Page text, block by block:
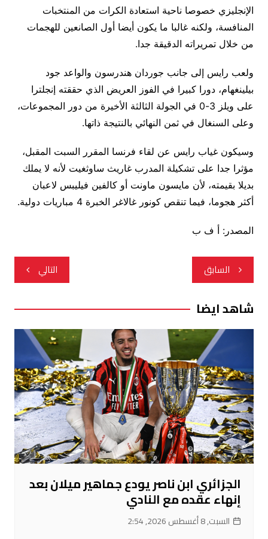
الإنجليزي خصوصا ناحية استعادة الكرات من المنتخبات
المنافسة، ولكنه غالبا ما يكون أيضا أول الصانعين للهجمات
من خلال تمريراته الدقيقة جدا.
ولعب رايس إلى جانب جوردان هندرسون والواعد جود
بيلينغهام، دورا كبيرا في الفوز العريض الذي حققته إنجلترا
على ويلز 3-0 في الجولة الثالثة الأخيرة من دور المجموعات،
وعلى السنغال في ثمن النهائي بالنتيجة ذاتها.
وسيكون غياب رايس عن لقاء فرنسا المقرر السبت المقبل،
مؤثرا جدا على تشكيلة المدرب غاريث ساوثغيت لأنه لا يملك
بديلا بقيمته، لأن مايسون ماونت أو كالفين فيليبس لاعبان
أكثر هجوما، فيما تنقص كونور غالاغر الخبرة 4 مباريات دولية.
المصدر: أ ف ب
تصفّح
المقالات
السابق التالي
شاهد ايضا
الجزائري ابن ناصر يودع جماهير ميلان بعد
إنهاء عقده مع النادي
السبت, 8 أغسطس 2026, 2:54